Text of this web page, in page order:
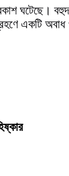
ঘটেছে।
একটি